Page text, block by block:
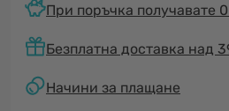
При поръчка получавате
Безплатна доставка над
Начини за плащане